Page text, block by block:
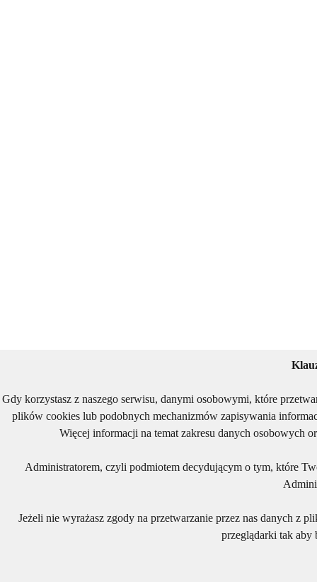
Gdy korzystasz z naszego serwisu, danymi osobowymi, które
plików cookies lub podobnych mechanizmów zapisywania
Więcej informacji na temat zakresu danych osobowych
Administratorem, czyli podmiotem decydującym o tym, które
Jeżeli nie wyrażasz zgody na przetwarzanie przez nas danych z
przeglądarki tak aby